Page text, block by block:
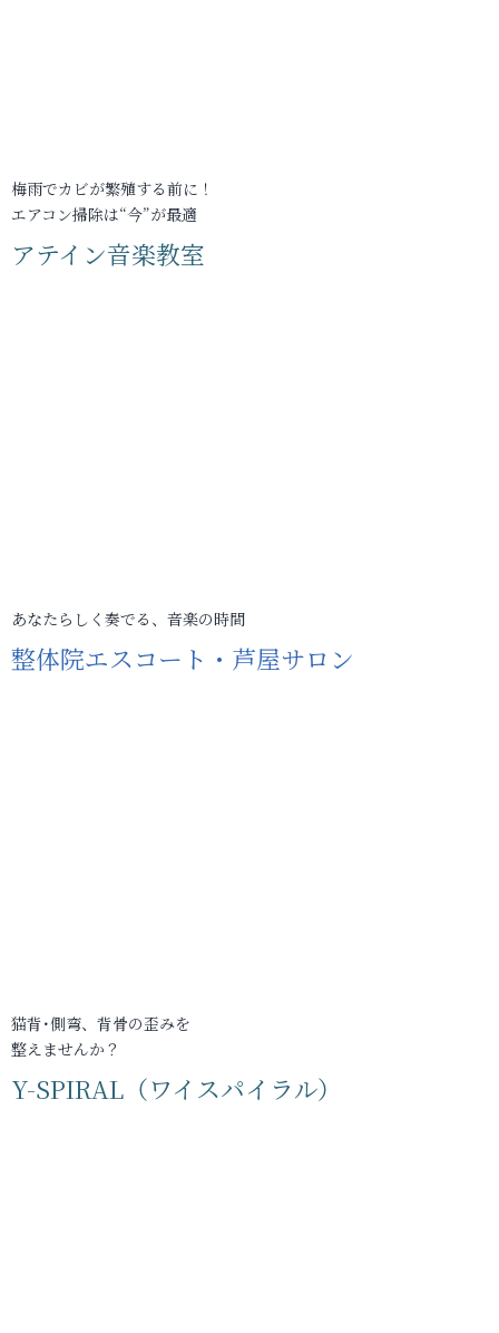
梅雨でカビが繁殖する前に！
エアコン掃除は“今”が最適
アテイン音楽教室
あなたらしく奏でる、音楽の時間
整体院エスコート・芦屋サロン
猫背･側弯、背骨の歪みを
整えませんか？
Y-SPIRAL（ワイスパイラル）